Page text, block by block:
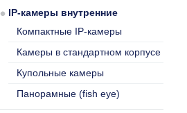
IP-камеры внутренние
Компактные IP-камеры
Камеры в стандартном корпусе
Купольные камеры
Панорамные (fish eye)